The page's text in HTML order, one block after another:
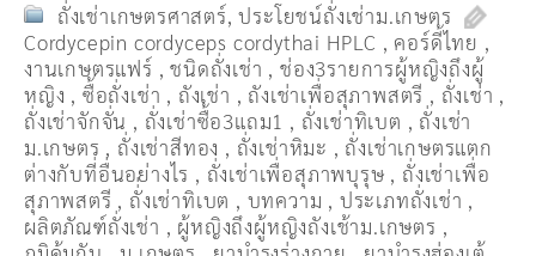
ถั่งเช่าเกษตรศาสตร์,ประโยชน์ถั่งเช่าม.เกษตร
Cordycepin cordyceps cordythai HPLC , คอร์ดี้ไทย ,
งานเกษตรแฟร์ ,ชนิดถั่งเช่า ,ช่อง3รายการผู้หญิงถึงผู้
หญิง , ซื้อถั่งเช่า , ถังเช่า , ถังเช่าเพื่อสุภาพสตรี , ถั่งเช่า ,
ถั่งเช่าจักจั่น , ถั่งเช่าซื้อ3แถม1 , ถั่งเช่าทิเบต , ถั่งเช่า
ม.เกษตร , ถั่งเช่าสีทอง , ถั่งเช่าหิมะ , ถั่งเช่าเกษตรแตก
ต่างกับที่อื่นอย่างไร , ถั่งเช่าเพื่อสุภาพบุรุษ , ถั่งเช่าเพื่อ
สุภาพสตรี , ถั่่งเช่าทิเบต , บทความ , ประเภทถั่งเช่า ,
ผลิตภัณฑ์ถั่งเช่า , ผู้หญิงถึงผู้หญิงถังเช้าม.เกษตร ,